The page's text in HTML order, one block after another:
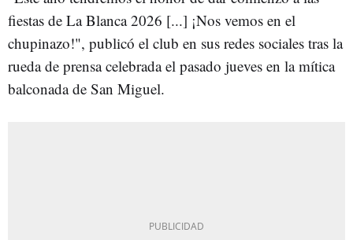
fiestas de La Blanca 2026 [...] ¡Nos vemos en el
chupinazo!", publicó el club en sus redes sociales tras la
rueda de prensa celebrada el pasado jueves en la mítica
balconada de San Miguel.